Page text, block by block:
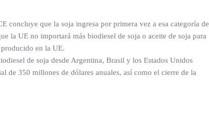
concluye que la soja ingresa por primera vez a esa categoría de
la UE no importará más biodiesel de soja o aceite de soja para
en la UE.
de soja desde Argentina, Brasil y los Estados Unidos
de 350 millones de dólares anuales, así como el cierre de la